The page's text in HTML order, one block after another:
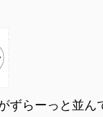
ずらーっと並ん